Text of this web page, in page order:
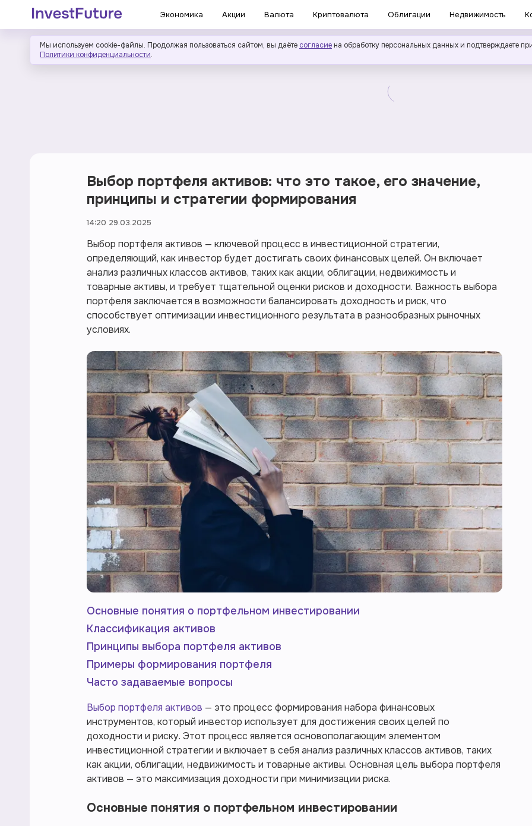
Экономика Акции Валюта Криптовалюта Облигации Недвижимость
Мы используем cookie-файлы. Продолжая пользоваться сайтом, вы даёте согласие на обработку персональных данных и подтверждаете
Политики конфиденциальности.
Выбор портфеля активов: что это такое, его значение,
принципы и стратегии формирования
14:20 29.03.2025
Выбор портфеля активов — ключевой процесс в инвестиционной стратегии,
определяющий, как инвестор будет достигать своих финансовых целей. Он включает
анализ различных классов активов, таких как акции, облигации, недвижимость и
товарные активы, и требует тщательной оценки рисков и доходности. Важность выбора
портфеля заключается в возможности балансировать доходность и риск, что
способствует оптимизации инвестиционного результата в разнообразных рыночных
условиях.
Основные понятия о портфельном инвестировании
Классификация активов
Принципы выбора портфеля активов
Примеры формирования портфеля
Часто задаваемые вопросы
Выбор портфеля активов — это процесс формирования набора финансовых
инструментов, который инвестор использует для достижения своих целей по
доходности и риску. Этот процесс является основополагающим элементом
инвестиционной стратегии и включает в себя анализ различных классов активов, таких
как акции, облигации, недвижимость и товарные активы. Основная цель выбора портфеля
активов — это максимизация доходности при минимизации риска.
Основные понятия о портфельном инвестировании